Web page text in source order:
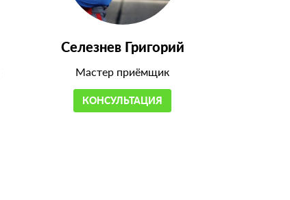
Селезнев Григорий
Мастер приёмщик
КОНСУЛЬТАЦИЯ